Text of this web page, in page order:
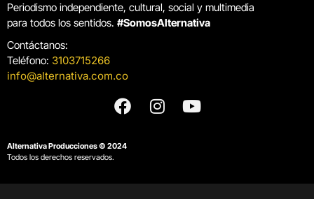
Periodismo independiente, cultural, social y multimedia
para todos los sentidos. #SomosAlternativa
Contáctanos:
Teléfono: 3103715266
info@alternativa.com.co
Alternativa Producciones © 2024
Todos los derechos reservados.